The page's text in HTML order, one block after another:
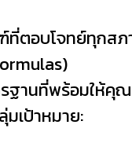
ตอบโจทย์ทุกส
ฐานที่พร้อมให้คุ
เป้าหมาย: